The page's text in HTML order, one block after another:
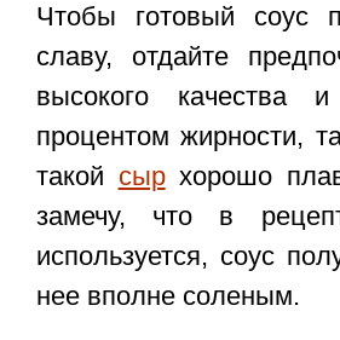
Чтобы готовый соус
славу, отдайте
высокого качества
процентом жирности,
такой сырхорошо
замечу, что в
используется, соус
нее вполне соленым.